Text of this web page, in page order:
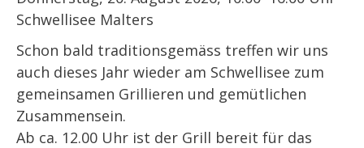
Schwellisee Malters
Schon bald traditionsgemäss treffen wir uns
auch dieses Jahr wieder am Schwellisee zum
gemeinsamen Grillieren und gemütlichen
Zusammensein.
Ab ca. 12.00 Uhr ist der Grill bereit für das